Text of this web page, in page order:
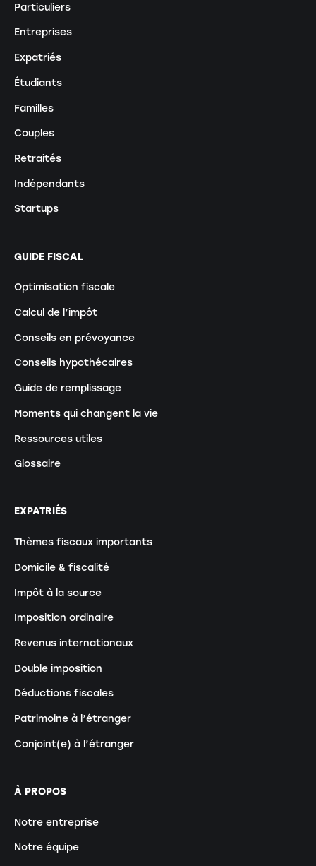
Particuliers
Entreprises
Expatriés
Étudiants
Familles
Couples
Retraités
Indépendants
Startups
GUIDE FISCAL
Optimisation fiscale
Calcul de l’impôt
Conseils en prévoyance
Conseils hypothécaires
Guide de remplissage
Moments qui changent la vie
Ressources utiles
Glossaire
EXPATRIÉS
Thèmes fiscaux importants
Domicile & fiscalité
Impôt à la source
Imposition ordinaire
Revenus internationaux
Double imposition
Déductions fiscales
Patrimoine à l’étranger
Conjoint(e) à l’étranger
À PROPOS
Notre entreprise
Notre équipe